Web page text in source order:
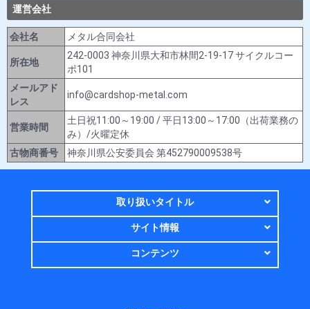
運営会社
会社名 メタル合同会社
所在地
242-0003 神奈川県大和市林間2-19-17 サイクルコー
ポ101
メールアド
レス
info@cardshop-metal.com
営業時間
土日祝11:00～19:00 / 平日13:00～17:00（出荷業務の
み）/火曜定休
古物商番号
神奈川県公安委員会 第452790009538号
取り扱いタイトル
サイト情報
コンテンツ